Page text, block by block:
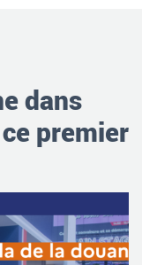
dans
premier